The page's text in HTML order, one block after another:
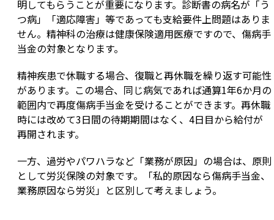
明してもらうことが重要になります。診断書の病名が「う
つ病」「適応障害」等であっても支給要件上問題はありま
せん。精神科の治療は健康保険適用医療ですので、傷病手
当金の対象となります。
精神疾患で休職する場合、復職と再休職を繰り返す可能性
があります。この場合、同じ病気であれば通算1年6か月の
範囲内で再度傷病手当金を受けることができます。再休職
時には改めて3日間の待期期間はなく、4日目から給付が
再開されます。
一方、過労やパワハラなど「業務が原因」の場合は、原則
として労災保険の対象です。「私的原因なら傷病手当金、
業務原因なら労災」と区別して考えましょう。